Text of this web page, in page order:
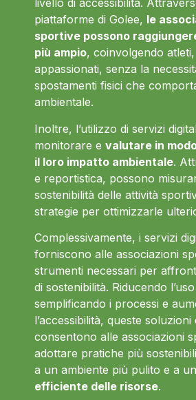
livello di accessibilità.
piattaforme di Golee, le
sportive possono
più ampio, coinvolgendo
appassionati, senza la
spostamenti fisici che
ambientale.
Inoltre, l’utilizzo di servizi
monitorare e valutare in
il loro impatto ambientale.
e reportistica, possono
sostenibilità delle attività
strategie per ottimizzarle
Complessivamente, i servizi
forniscono alle associazioni
strumenti necessari per
di sostenibilità. Riducendo
semplificando i processi e
l’accessibilità, queste soluzioni
consentono alle associazioni
adottare pratiche più
a un ambiente più pulito e a
efficiente delle risorse.